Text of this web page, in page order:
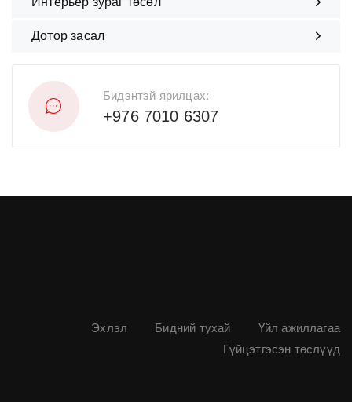
Дотор засал
Бидэнтэй ярилцах:
+976 7010 6307
Эхлэл Бидний тухай
Үйл ажиллагаа
Гүйцэтгэсэн төслүүд